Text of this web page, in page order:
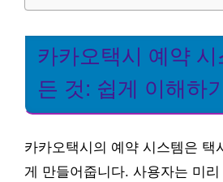
카카오택시 예약 시
든 것: 쉽게 이해하기
카카오택시의 예약 시스템은 택
게 만들어줍니다. 사용자는 미